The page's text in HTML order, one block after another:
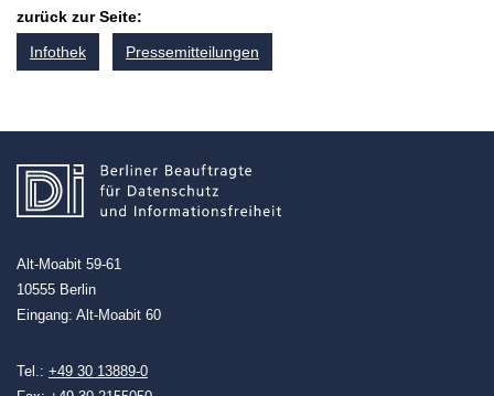
zurück zur Seite:
Infothek
Pressemitteilungen
Alt-Moabit 59-61
10555 Berlin
Eingang: Alt-Moabit 60
Tel.: +49 30 13889-0